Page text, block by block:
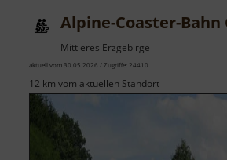
Alpine-Coaster-Bahn
Mittleres Erzgebirge
aktuell vom 30.05.2026 / Zugriffe: 24410
12 km vom aktuellen Standort